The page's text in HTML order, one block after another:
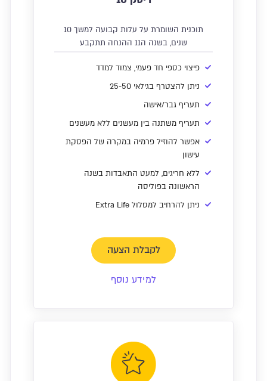
תוכנית השומרת על עלות קבועה למשך 10
שנים, בשנה ה11 ההנחה תתקבע
פיצוי כספי חד פעמי, צמוד למדד
ניתן להצטרף בגילאי 25-50
תעריף גבר/אישה
תעריף משתנה בין מעשנים ללא מעשנים
אפשר להוזיל פרמיה במקרה של הפסקת
עישון
ללא חריגים, למעט התאבדות בשנה
הראשונה בפוליסה
ניתן להרחיב למסלול Extra Life
לקבלת הצעה
למידע נוסף